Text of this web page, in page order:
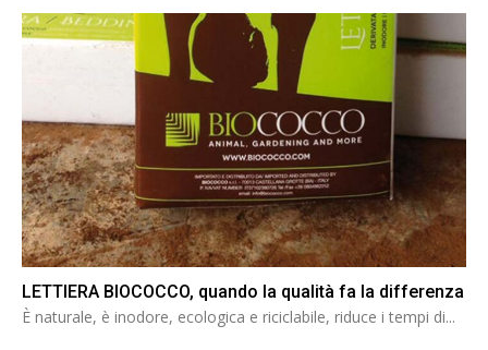
LETTIERA BIOCOCCO, quando la qualità fa la differenza
È naturale, è inodore, ecologica e riciclabile, riduce i tempi di...